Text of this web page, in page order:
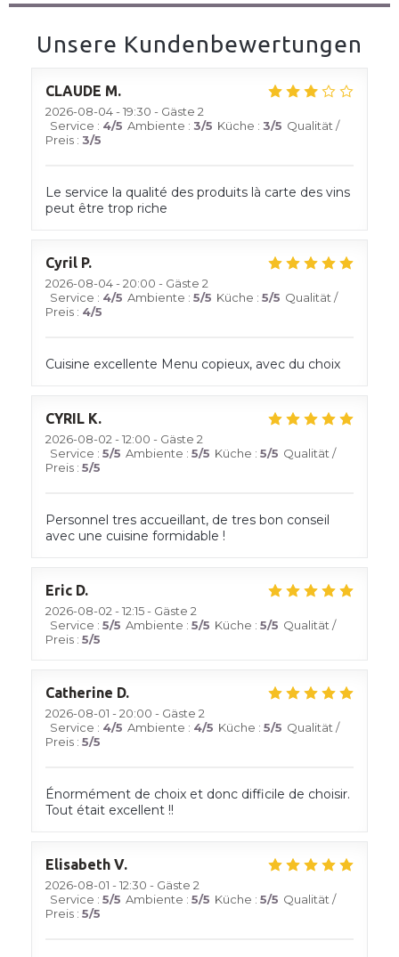
Unsere Kundenbewertungen
CLAUDE M
2026-08-04- 19:30 - Gäste 2
Service : 4/5 Ambiente : 3/5 Küche : 3/5 Qualität /
Preis : 3/5
Le service la qualité des produits là carte des vins
peut être trop riche
Cyril P
2026-08-04- 20:00 - Gäste 2
Service : 4/5 Ambiente : 5/5 Küche : 5/5 Qualität /
Preis : 4/5
Cuisine excellente Menu copieux, avec du choix
CYRIL K
2026-08-02 - 12:00 - Gäste 2
Service : 5/5 Ambiente : 5/5 Küche : 5/5 Qualität /
Preis : 5/5
Personnel tres accueillant, de tres bon conseil
avec une cuisine formidable !
Eric D
2026-08-02 - 12:15 - Gäste 2
Service : 5/5 Ambiente : 5/5 Küche : 5/5 Qualität /
Preis : 5/5
Catherine D
2026-08-01 - 20:00 - Gäste 2
Service : 4/5 Ambiente : 4/5 Küche : 5/5 Qualität /
Preis : 5/5
Énormément de choix et donc difficile de choisir.
Tout était excellent !!
Elisabeth V
2026-08-01 - 12:30 - Gäste 2
Service : 5/5 Ambiente : 5/5 Küche : 5/5 Qualität /
Preis : 5/5